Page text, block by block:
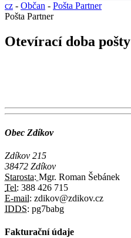
cz - Občan - Pošta Partner
Pošta Partner
Otevírací doba pošty
Obec Zdíkov
Zdíkov 215
38472 Zdíkov
Starosta: Mgr. Roman Šebánek
Tel: 388 426 715
E-mail: zdikov@zdikov.cz
IDDS: pg7babg
Fakturační údaje